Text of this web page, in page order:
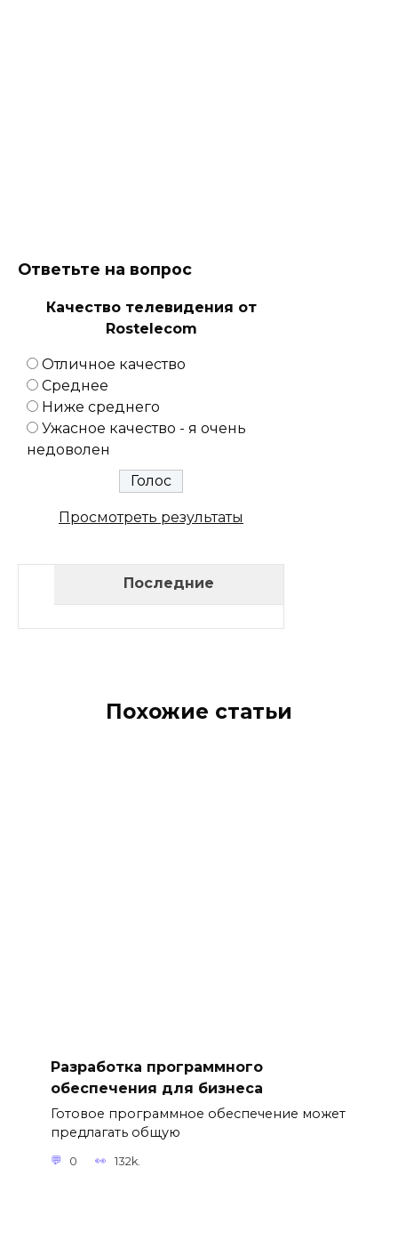
Ответьте на вопрос
Качество телевидения от
Rostelecom
Отличное качество
Среднее
Ниже среднего
Ужасное качество - я очень
недоволен
Просмотреть результаты
Последние
Похожие статьи
Разработка программного
обеспечения для бизнеса
Готовое программное обеспечение может
предлагать общую
0 132k.